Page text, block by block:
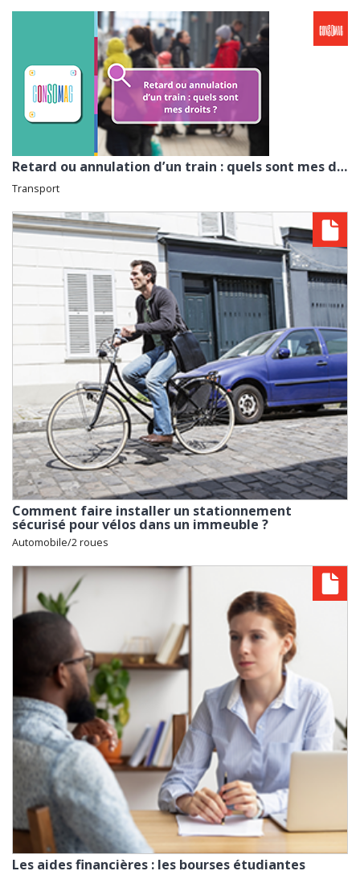
Retard ou annulation d’un train : quels sont mes droits ? avec la Fnaut
Transport
Comment faire installer un stationnement
sécurisé pour vélos dans un immeuble ?
Automobile/2 roues
Les aides financières : les bourses étudiantes